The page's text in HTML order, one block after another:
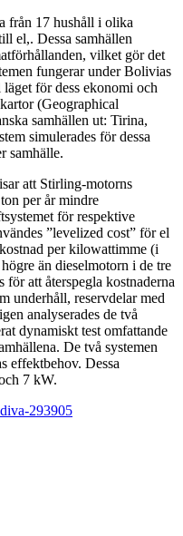
från 17 hushåll i olika
el,. Dessa samhällen
vilket gör det
fungerar under Bolivias
för dess ekonomi och
(Geographical
samhällen ut: Tirina,
simulerades för dessa
samhälle.
att Stirling-motorns
per år mindre
för respektive
”levelized cost” för el
per kilowattimme (i
än dieselmotorn i de tre
för att återspegla kostnaderna
underhåll, reservdelar med
analyserades de två
dynamiskt test omfattande
De två systemen
effektbehov. Dessa
7 kW.
293905